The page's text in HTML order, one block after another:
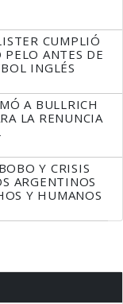
CUMPLIÓ
ANTES DE
INGLÉS
A BULLRICH
LA RENUNCIA
Y CRISIS
ARGENTINOS
Y HUMANOS